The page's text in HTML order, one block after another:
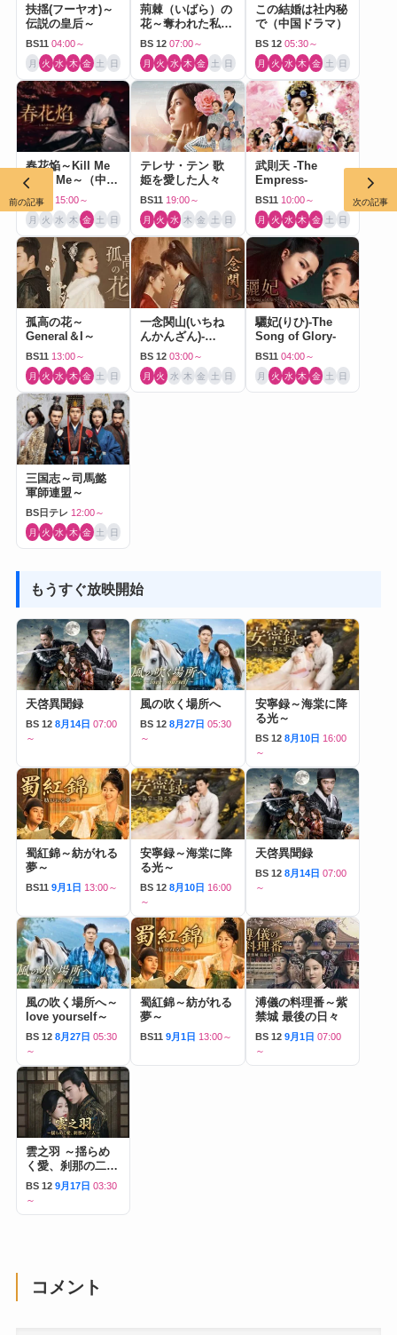
扶揺(フーヤオ)～
伝説の皇后～
BS11 04:00～
月 火 水 木 金 土 日
荊棘（いばら）の
花～奪われた私～
（中国ドラマ）
BS 12 07:00～
月 火 水 木 金 土 日
この結婚は社内秘
で（中国ドラマ）
BS 12 05:30～
月 火 水 木 金 土 日
春花焔～Kill Me
Love Me～（中国
ドラマ）
BS 12 15:00～
月 火 水 木 金 土 日
テレサ・テン 歌
姫を愛した人々
BS11 19:00～
月 火 水 木 金 土 日
武則天 -The
Empress-
BS11 10:00～
月 火 水 木 金 土 日
孤高の花～
General＆I～
BS11 13:00～
月 火 水 木 金 土 日
一念関山(いちね
んかんざん)-
Journey to Love-
BS 12 03:00～
月 火 水 木 金 土 日
驪妃(りひ)-The
Song of Glory-
BS11 04:00～
月 火 水 木 金 土 日
三国志～司馬懿
軍師連盟～
BS日テレ 12:00～
月 火 水 木 金 土 日
もうすぐ放映開始
天啓異聞録
BS 12 8月14日 07:00
～
風の吹く場所へ
BS 12 8月27日 05:30
～
安寧録～海棠に降
る光～
BS 12 8月10日 16:00
～
蜀紅錦～紡がれる
夢～
BS11 9月1日 13:00～
安寧録～海棠に降
る光～
BS 12 8月10日 16:00
～
天啓異聞録
BS 12 8月14日 07:00
～
風の吹く場所へ～
love yourself～
BS 12 8月27日 05:30
～
蜀紅錦～紡がれる
夢～
BS11 9月1日 13:00～
溥儀の料理番～紫
禁城 最後の日々
BS 12 9月1日 07:00
～
雲之羽 ～揺らめ
く愛、刹那の二人
～
BS 12 9月17日 03:30
～
コメント
前の記事 次の記事